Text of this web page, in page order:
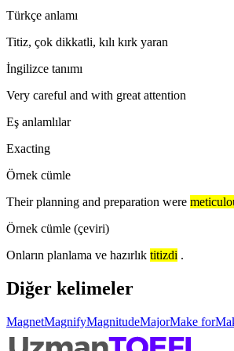
Türkçe anlamı
Titiz, çok dikkatli, kılı kırk yaran
İngilizce tanımı
Very careful and with great attention
Eş anlamlılar
Exacting
Örnek cümle
Their planning and preparation were
Örnek cümle (çeviri)
Onların planlama ve hazırlık titizdi .
Diğer kelimeler
MagnetMagnifyMagnitudeMajorMake for